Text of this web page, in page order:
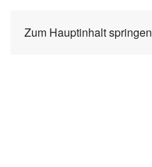
Zum Hauptinhalt springen